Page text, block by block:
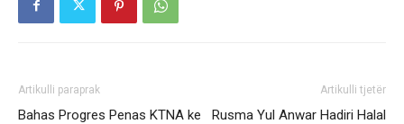
Artikulli paraprak
Bahas Progres Penas KTNA ke
Artikulli tjetër
Rusma Yul Anwar Hadiri Halal